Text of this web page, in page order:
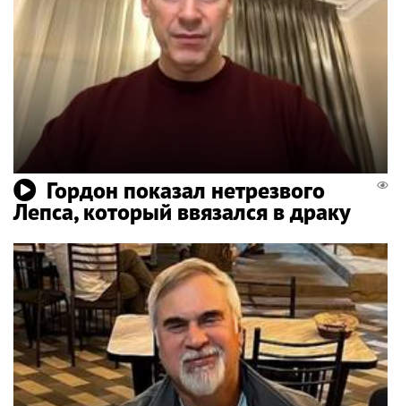
Гордон показал нетрезвого
Лепса, который ввязался в драку